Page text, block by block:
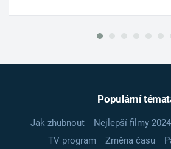
Populární
Jak zhubnout Nejlepší filmy 2024
TV program
Změna času